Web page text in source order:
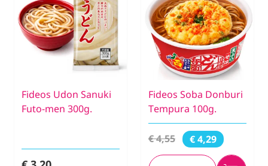
Fideos Udon Sanuki
Futo-men 300g.
Fideos Soba Donburi
Tempura 100g.
€ 4,55 € 4,29